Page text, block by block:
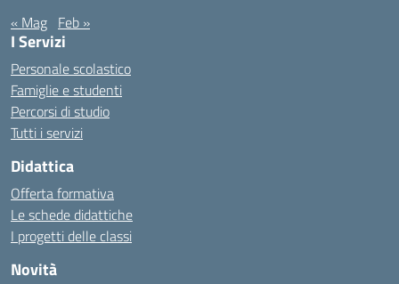
« Mag Feb »
I Servizi
Personale scolastico
Famiglie e studenti
Percorsi di studio
Tutti i servizi
Didattica
Offerta formativa
Le schede didattiche
I progetti delle classi
Novità